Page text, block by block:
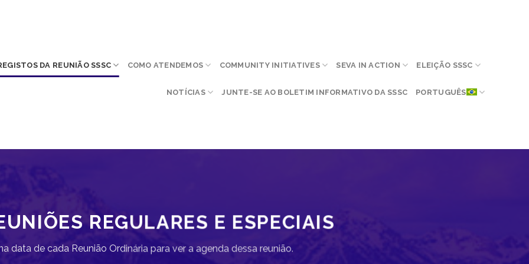
DA REUNIÃO SSSC COMO ATENDEMOS COMMUNITY INITIATIVES SEVA IN ACTION ELEIÇÃO SSSC
NOTÍCIAS JUNTE-SE AO BOLETIM INFORMATIVO DA SSSC PORTUGUÊS
REGULARES E ESPECIAIS
data de cada Reunião Ordinária para ver a agenda dessa reunião.